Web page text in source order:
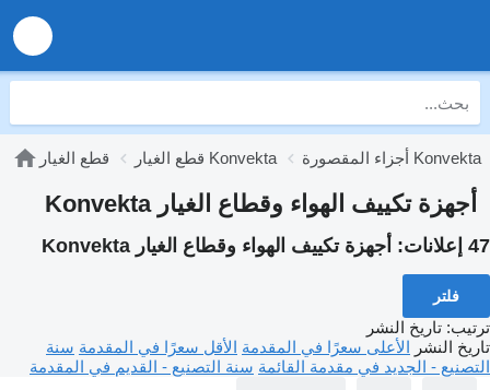
قطع الغيار قطع الغيار Konvekta أجزاء المقصورة Konvekta
أجهزة تكييف الهواء وقطاع الغيار Konvekta
47 إعلانات: أجهزة تكييف الهواء وقطاع الغيار Konvekta
فلتر
ترتيب: تاريخ النشر
تاريخ النشر الأعلى سعرًا في المقدمة الأقل سعرًا في المقدمة سنة
التصنيع - الجديد في مقدمة القائمة سنة التصنيع - القديم في المقدمة